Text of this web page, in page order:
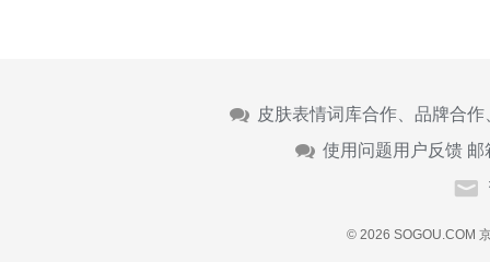
皮肤表情词库合作、品牌合
使用问题用户反馈 邮
© 2026 SOGOU.COM